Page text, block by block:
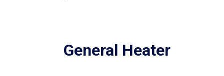
General Heater